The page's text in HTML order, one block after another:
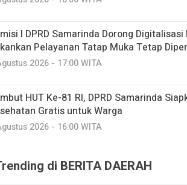
I DPRD Samarinda Dorong
Pelayanan Tatap Muka Tetap
2026 - 17:00 WITA
HUT Ke-81 RI, DPRD Samarinda
Gratis untuk Warga
2026 - 16:00 WITA
di BERITA DAERAH